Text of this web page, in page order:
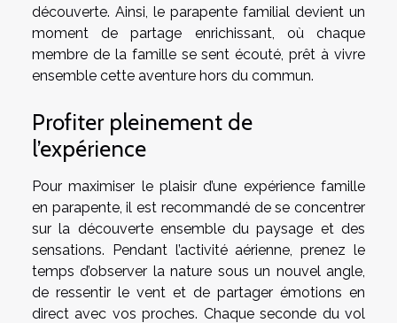
découverte. Ainsi, le parapente familial devient un
moment de partage enrichissant, où chaque
membre de la famille se sent écouté, prêt à vivre
ensemble cette aventure hors du commun.
Profiter pleinement de
l’expérience
Pour maximiser le plaisir d’une expérience famille
en parapente, il est recommandé de se concentrer
sur la découverte ensemble du paysage et des
sensations. Pendant l’activité aérienne, prenez le
temps d’observer la nature sous un nouvel angle,
de ressentir le vent et de partager émotions en
direct avec vos proches. Chaque seconde du vol